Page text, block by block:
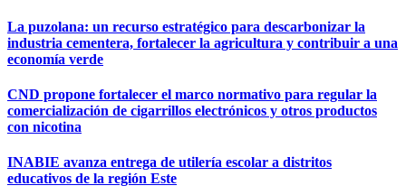
La puzolana: un recurso estratégico para descarbonizar la
industria cementera, fortalecer la agricultura y contribuir a una
economía verde
CND propone fortalecer el marco normativo para regular la
comercialización de cigarrillos electrónicos y otros productos
con nicotina
INABIE avanza entrega de utilería escolar a distritos
educativos de la región Este